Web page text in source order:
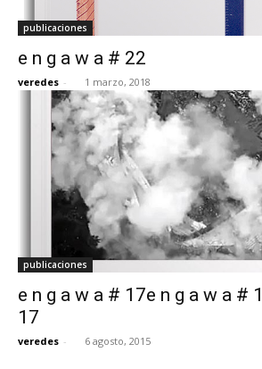
publicaciones
e n g a w a # 22
veredes - 1 marzo, 2018
publicaciones
e n g a w a # 17e n g a w a #
17
veredes - 6 agosto, 2015